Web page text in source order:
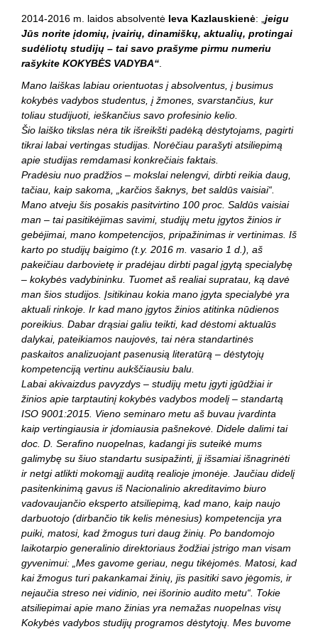
2014-2016 m. laidos absolventė Ieva Kazlauskienė: „ jeigu
Jūs norite įdomių, įvairių, dinamiškų, aktualių, protingai
sudėliotų studijų – tai savo prašyme pirmu numeriu
rašykite KOKYBĖS VADYBA“
Mano laiškas labiau orientuotas į absolventus, į busimus
kokybės vadybos studentus, į žmones, svarstančius, kur
toliau studijuoti, ieškančius savo profesinio kelio.
Šio laiško tikslas nėra tik išreikšti padėką dėstytojams, pagirti
tikrai labai vertingas studijas. Norėčiau parašyti atsiliepimą
apie studijas remdamasi konkrečiais faktais.
Pradėsiu nuo pradžios – mokslai nelengvi, dirbti reikia daug,
tačiau, kaip sakoma, „karčios šaknys, bet saldūs vaisiai“.
Mano atveju šis posakis pasitvirtino 100 proc. Saldūs vaisiai
man – tai pasitikėjimas savimi, studijų metu įgytos žinios ir
gebėjimai, mano kompetencijos, pripažinimas ir vertinimas. Iš
karto po studijų baigimo (t.y. 2016 m. vasario 1 d.), aš
pakeičiau darbovietę ir pradėjau dirbti pagal įgytą specialybę
– kokybės vadybininku. Tuomet aš realiai supratau, ką davė
man šios studijos. Įsitikinau kokia mano įgyta specialybė yra
aktuali rinkoje. Ir kad mano įgytos žinios atitinka nūdienos
poreikius. Dabar drąsiai galiu teikti, kad dėstomi aktualūs
dalykai, pateikiamos naujovės, tai nėra standartinės
paskaitos analizuojant pasenusią literatūrą – dėstytojų
kompetenciją vertinu aukščiausiu balu.
Labai akivaizdus pavyzdys – studijų metu įgyti įgūdžiai ir
žinios apie tarptautinį kokybės vadybos modelį – standartą
ISO 9001:2015. Vieno seminaro metu aš buvau įvardinta
kaip vertingiausia ir įdomiausia pašnekovė. Didele dalimi tai
doc. D. Serafino nuopelnas, kadangi jis suteikė mums
galimybę su šiuo standartu susipažinti, jį išsamiai išnagrinėti
ir netgi atlikti mokomąjį auditą realioje įmonėje. Jaučiau didelį
pasitenkinimą gavus iš Nacionalinio akreditavimo biuro
vadovaujančio eksperto atsiliepimą, kad mano, kaip naujo
darbuotojo (dirbančio tik kelis mėnesius) kompetencija yra
puiki, matosi, kad žmogus turi daug žinių. Po bandomojo
laikotarpio generalinio direktoriaus žodžiai įstrigo man visam
gyvenimui: „Mes gavome geriau, negu tikėjomės. Matosi, kad
kai žmogus turi pakankamai žinių, jis pasitiki savo jėgomis, ir
nejaučia streso nei vidinio, nei išorinio audito metu“. Tokie
atsiliepimai apie mano žinias yra nemažas nuopelnas visų
Kokybės vadybos studijų programos dėstytojų. Mes buvome